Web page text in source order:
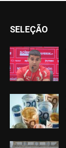
SELEÇÃO